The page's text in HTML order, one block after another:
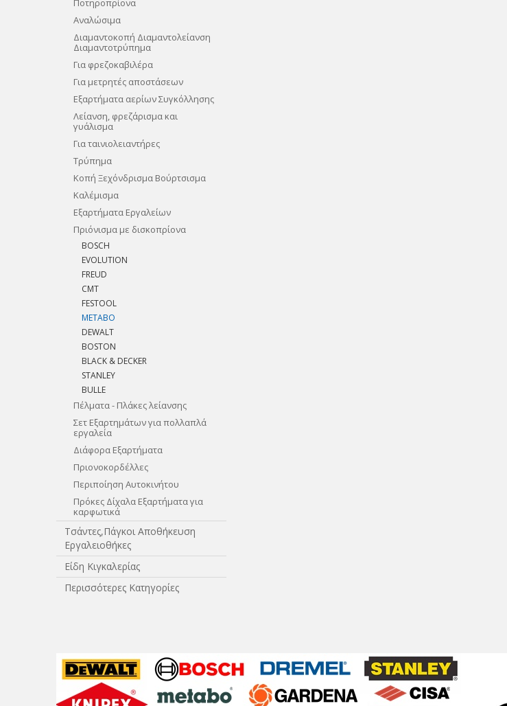
Ποτηροπρίονα
Αναλώσιμα
Διαμαντοκοπή Διαμαντολείανση
Διαμαντοτρύπημα
Για φρεζοκαβιλέρα
Για μετρητές αποστάσεων
Εξαρτήματα αερίων Συγκόλλησης
Λείανση, φρεζάρισμα και
γυάλισμα
Για ταινιολειαντήρες
Τρύπημα
Κοπή Ξεχόνδρισμα Βούρτσισμα
Καλέμισμα
Εξαρτήματα Εργαλείων
Πριόνισμα με δισκοπρίονα
BOSCH
EVOLUTION
FREUD
CMT
FESTOOL
METABO
DEWALT
BOSTON
BLACK & DECKER
STANLEY
BULLE
Πέλματα - Πλάκες λείανσης
Σετ Εξαρτημάτων για πολλαπλά
εργαλεία
Διάφορα Εξαρτήματα
Πριονοκορδέλλες
Περιποίηση Αυτοκινήτου
Πρόκες Δίχαλα Εξαρτήματα για
καρφωτικά
Τσάντες,Πάγκοι Αποθήκευση
Εργαλειοθήκες
Είδη Κιγκαλερίας
Περισσότερες Κατηγορίες